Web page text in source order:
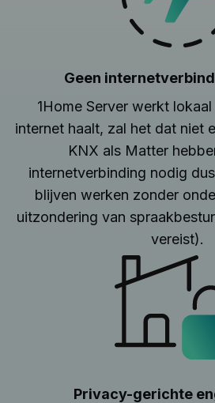
Geen
1Home Server werkt
internet haalt, zal het dat niet
KNX als Matter
internetverbinding nodig
blijven werken zonder
uitzondering van
vereist).
Privacy-gerichte